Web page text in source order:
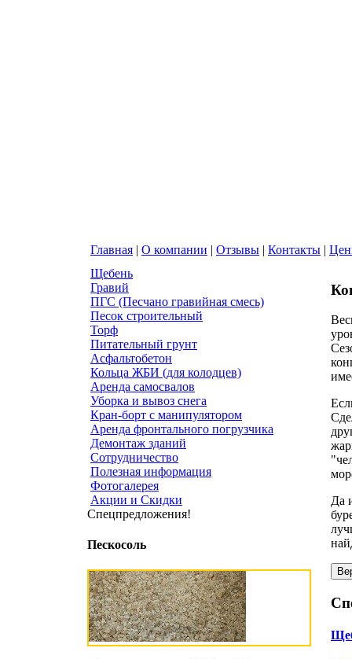
Главная | О компании | Отзывы | Контакты |
Щебень
Гравий
ПГС (Песчано гравийная смесь)
Песок строительный
Торф
Питательный грунт
Асфальтобетон
Кольца ЖБИ (для колодцев)
Аренда самосвалов
Уборка и вывоз снега
Кран-борт с манипулятором
Аренда фронтального погрузчика
Демонтаж зданий
Сотрудничество
Полезная информация
Фотогалерея
Акции и Скидки
Спецпредложения!
Пескосоль
Да